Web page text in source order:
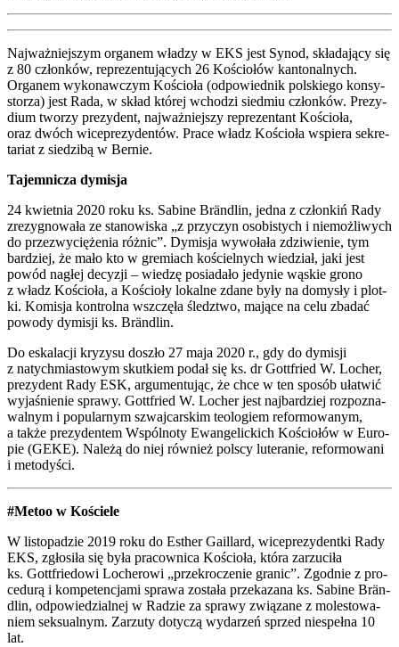
Naj­waż­niej­szym orga­nem wła­dzy w EKS jest Synod, skła­da­ją­cy się
z 80 człon­ków, repre­zen­tu­ją­cych 26 Kościo­łów kan­to­nal­nych.
Orga­nem wyko­naw­czym Kościo­ła (odpo­wied­nik pol­skie­go kon­sy­
sto­rza) jest Rada, w skład któ­rej wcho­dzi sied­miu człon­ków. Pre­zy­
dium two­rzy pre­zy­dent, naj­waż­niej­szy repre­zen­tant Kościo­ła,
oraz dwóch wice­pre­zy­den­tów. Pra­ce władz Kościo­ła wspie­ra sekre­
ta­riat z sie­dzi­bą w Ber­nie.
Tajem­ni­cza dymi­sja
24 kwiet­nia 2020 roku ks. Sabi­ne Brän­dlin, jed­na z człon­kiń Rady
zre­zy­gno­wa­ła ze sta­no­wi­ska „z przy­czyn oso­bi­stych i nie­moż­li­wych
do prze­zwy­cię­że­nia róż­nic”. Dymi­sja wywo­ła­ła zdzi­wie­nie, tym
bar­dziej, że mało kto w gre­miach kościel­nych wie­dział, jaki jest
powód nagłej decy­zji – wie­dzę posia­da­ło jedy­nie wąskie gro­no
z władz Kościo­ła, a Kościo­ły lokal­ne zda­ne były na domy­sły i plot­
ki. Komi­sja kon­tro­l­na wsz­czę­ła śledz­two, mają­ce na celu zba­dać
powo­dy dymi­sji ks. Brän­dlin.
Do eska­la­cji kry­zy­su doszło 27 maja 2020 r., gdy do dymi­sji
z natych­mia­sto­wym skut­kiem podał się ks. dr Got­t­fried W. Locher,
pre­zy­dent Rady ESK, argu­men­tu­jąc, że chce w ten spo­sób uła­twić
wyja­śnie­nie spra­wy. Got­t­fried W. Locher jest naj­bar­dziej roz­po­zna­
wal­nym i popu­lar­nym szwaj­car­skim teo­lo­giem refor­mo­wa­nym,
a tak­że pre­zy­den­tem Wspól­no­ty Ewan­ge­lic­kich Kościo­łów w Euro­
pie (GEKE). Nale­żą do niej rów­nież pol­scy lute­ra­nie, refor­mo­wa­ni
i meto­dy­ści.
#Metoo w Koście­le
W listo­pa­dzie 2019 roku do Esther Gail­lard, wice­pre­zy­dent­ki Rady
EKS, zgło­si­ła się była pra­cow­ni­ca Kościo­ła, któ­ra zarzu­ci­ła
ks. Got­t­frie­do­wi Loche­ro­wi „prze­kro­cze­nie gra­nic”. Zgod­nie z pro­
ce­du­rą i kom­pe­ten­cja­mi spra­wa zosta­ła prze­ka­za­na ks. Sabi­ne Brän­
dlin, odpo­wie­dzial­nej w Radzie za spra­wy zwią­za­ne z mole­sto­wa­
niem sek­su­al­nym. Zarzu­ty doty­czą wyda­rzeń sprzed nie­speł­na 10
lat.